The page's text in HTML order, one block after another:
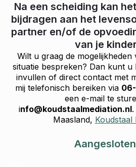
Na een scheiding kan
bijdragen aan het
partner en/of de
van je
Wilt u graag de
situatie bespreken? Dan kunt u
invullen of direct contact met
mij telefonisch bereiken via
een e-mail te
info@koudstaalmediation.nl.
Maasland, Koudstaal